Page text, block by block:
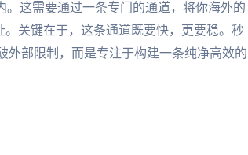
这需要通过一条专门的通道，将你海外的
关键在于，这条通道既要快，更要稳。秒
外部限制，而是专注于构建一条纯净高效的